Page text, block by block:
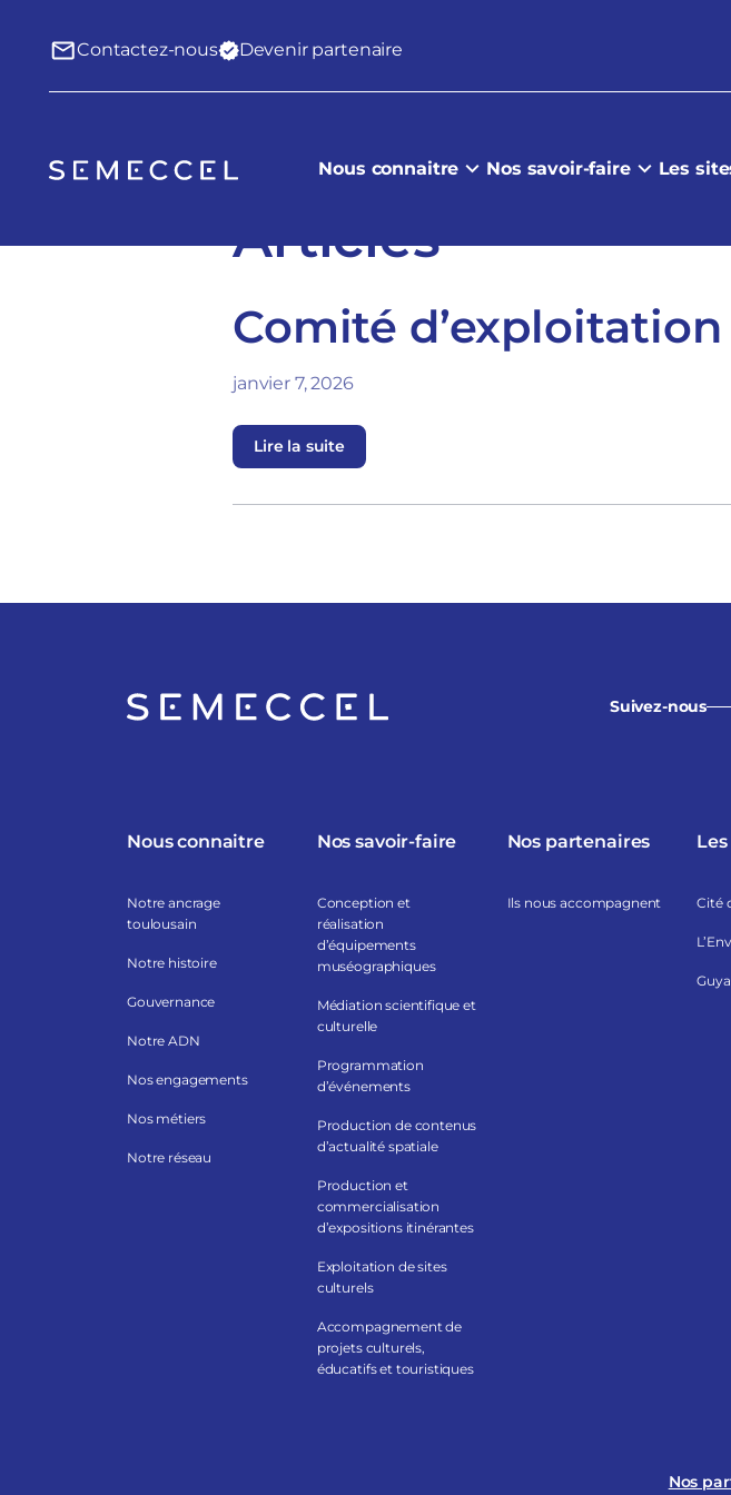
Contactez-nous Devenir partenaire
Nous connaitre Nos savoir-faire Les
Articles
Comité d’exploitation
janvier 7, 2026
Lire la suite
Suivez-nous
Nous connaitre
Notre ancrage
toulousain
Notre histoire
Gouvernance
Notre ADN
Nos engagements
Nos métiers
Notre réseau
Nos savoir-faire
Conception et
réalisation
d’équipements
muséographiques
Médiation scientifique et
culturelle
Programmation
d’événements
Production de contenus
d’actualité spatiale
Production et
commercialisation
d’expositions itinérantes
Exploitation de sites
culturels
Accompagnement de
projets culturels,
éducatifs et touristiques
Nos partenaires
Ils nous accompagnent Cité
Nos